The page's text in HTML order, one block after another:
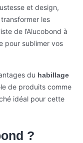
et design,
les
de l’Alucobond à
pour sublimer vos
du habillage
de produits comme
idéal pour cette
?